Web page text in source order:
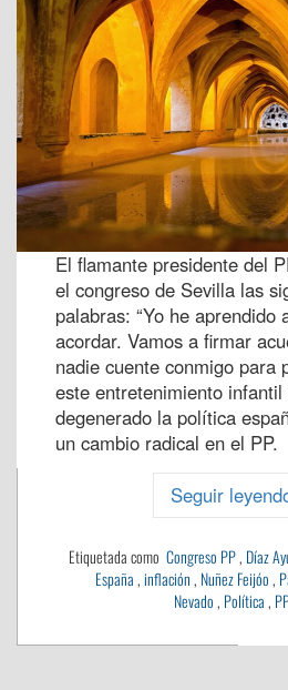
El flamante presidente del
el congreso de Sevilla las
palabras: “Yo he aprendido
acordar. Vamos a firmar
nadie cuente conmigo para
este entretenimiento
degenerado la política
un cambio radical en el PP.
Seguir
Etiquetada como Congreso PP, Díaz
España,inflación, Nuñez Feijóo,
Nevado, Política,